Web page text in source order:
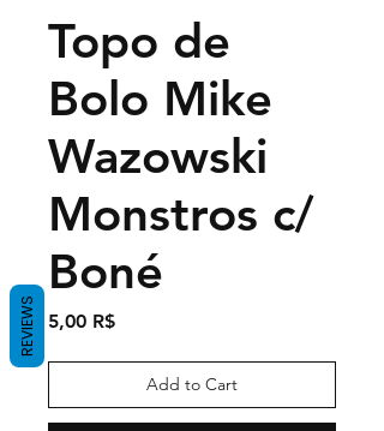
Topo de
Bolo Mike
Wazowski
Monstros c/
Boné
5,00 R$Price
Add to Cart
REVIEWS